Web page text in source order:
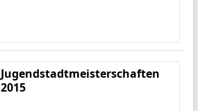
Jugendstadtmeisterschaften
2015